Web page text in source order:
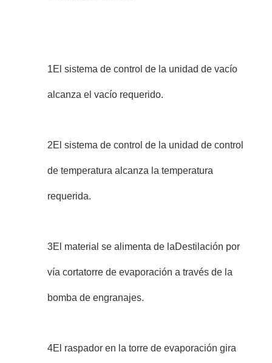
1El sistema de control de la unidad de vacío
alcanza el vacío requerido.
2El sistema de control de la unidad de control
de temperatura alcanza la temperatura
requerida.
3El material se alimenta de laDestilación por
vía cortatorre de evaporación a través de la
bomba de engranajes.
4El raspador en la torre de evaporación gira